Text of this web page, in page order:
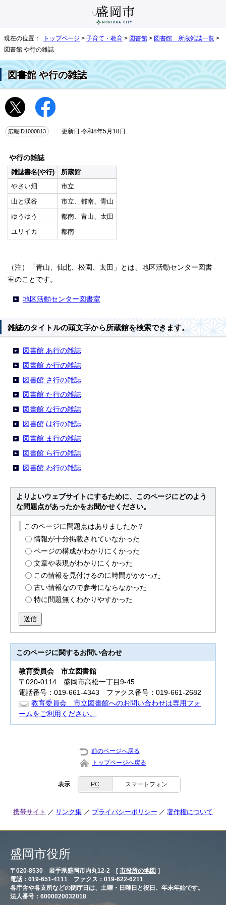
現在の位置： トップページ > 子育て・教育 > 図書館 > 図書館 所蔵雑誌一覧 >
図書館 や行の雑誌
図書館 や行の雑誌
広報ID1000813 更新日 令和8年5月18日
や行の雑誌
雑誌書名(や行)
所蔵館
やさい畑
市立
山と渓谷
市立、都南、青山
ゆうゆう
都南、青山、太田
ユリイカ
都南
（注）「青山、仙北、松園、太田」とは、地区活動センター図書
室のことです。
地区活動センター図書室
雑誌のタイトルの頭文字から所蔵館を検索できます。
図書館 あ行の雑誌
図書館 か行の雑誌
図書館 さ行の雑誌
図書館 た行の雑誌
図書館 な行の雑誌
図書館 は行の雑誌
図書館 ま行の雑誌
図書館 ら行の雑誌
図書館 わ行の雑誌
よりよいウェブサイトにするために、このページにどのよう
な問題点があったかをお聞かせください。
このページに問題点はありましたか？
情報が十分掲載されていなかった
ページの構成がわかりにくかった
文章や表現がわかりにくかった
この情報を見付けるのに時間がかかった
古い情報なので参考にならなかった
特に問題無くわかりやすかった
送信
このページに関するお問い合わせ
教育委員会市立図書館
〒020-0114 盛岡市高松一丁目9-45
電話番号：019-661-4343 ファクス番号：019-661-2682
教育委員会 市立図書館へのお問い合わせは専用フォ
ームをご利用ください。
前のページへ戻る
トップページへ戻る
表示 PC スマートフォン
携帯サイト リンク集 プライバシーポリシー 著作権について
盛岡市役所
〒020-8530 岩手県盛岡市内丸12-2 [ 市役所の地図 ］
電話：019-651-4111 ファクス：019-622-6211
各庁舎や各支所などの閉庁日は、土曜・日曜日と祝日、年末年始です。
法人番号：6000020032018